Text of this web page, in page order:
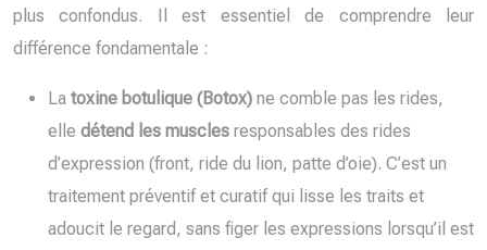
plus confondus. Il est essentiel de comprendre leur
différence fondamentale :
La toxine botulique (Botox) ne comble pas les rides,
elle détend les muscles responsables des rides
d’expression (front, ride du lion, patte d’oie). C’est un
traitement préventif et curatif qui lisse les traits et
adoucit le regard, sans figer les expressions lorsqu’il est